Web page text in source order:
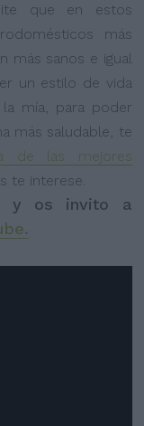
que en estos
más
más sanos e igual
un estilo de vida
la mía, para poder
más saludable, te
de las mejores
te interese.
y os invito a